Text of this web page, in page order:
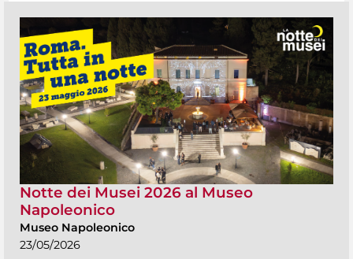
Notte dei Musei 2026 al Museo
Napoleonico
Museo Napoleonico
23/05/2026